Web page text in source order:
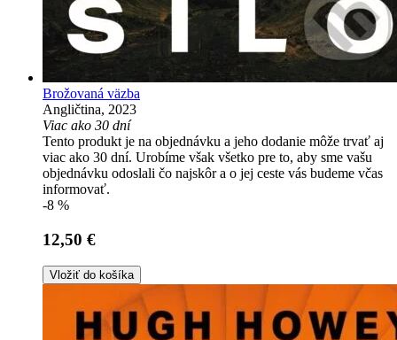
Brožovaná väzba
Angličtina, 2023
Viac ako 30 dní
Tento produkt je na objednávku a jeho dodanie môže trvať aj
viac ako 30 dní. Urobíme však všetko pre to, aby sme vašu
objednávku odoslali čo najskôr a o jej ceste vás budeme včas
informovať.
-8 %
12,50 €
Vložiť do košíka